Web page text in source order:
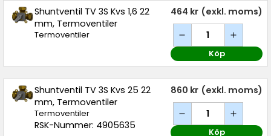
Shuntventil TV 3S Kvs 1,6 22
mm, Termoventiler
Termoventiler
464 kr (exkl. moms)
Köp
Shuntventil TV 3S Kvs 25 22
mm, Termoventiler
Termoventiler
RSK-Nummer: 4905635
860 kr (exkl. moms)
Köp